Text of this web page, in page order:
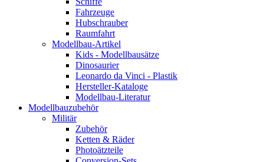
Fahrzeuge
Hubschrauber
Raumfahrt
Modellbau-Artikel
Kids - Modellbausätze
Dinosaurier
Leonardo da Vinci - Plastik
Hersteller-Kataloge
Modellbau-Literatur
Modellbauzubehör
Militär
Zubehör
Ketten & Räder
Photoätzteile